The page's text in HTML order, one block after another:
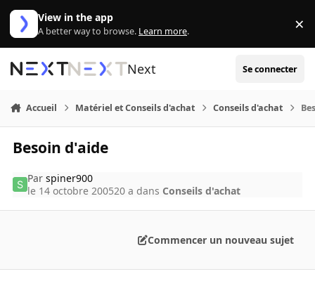
Aller au contenu
View in the app
A better way to browse. Learn more. ×
Next Se connecter
Accueil Matériel et Conseils d'achat Conseils d'achat
Besoin d'aide
Parspiner900
le 14 octobre 200520 a dans Conseils d'achat
Commencer un nouveau sujet